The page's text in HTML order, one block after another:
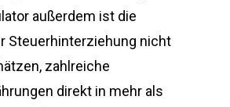
außerdem ist die
Steuerhinterziehung nicht
zahlreiche
direkt in mehr als